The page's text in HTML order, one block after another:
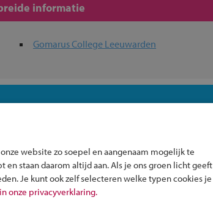
informatie
Gomarus College Leeuwarden
website zo soepel en aangenaam mogelijk te
staan daarom altijd aan. Als je ons groen licht geeft
Je kunt ook zelf selecteren welke typen cookies je
onze privacyverklaring.